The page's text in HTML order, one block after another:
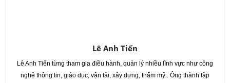
Lê Anh Tiến
Lê Anh Tiến từng tham gia điều hành, quản lý nhiều lĩnh vực như công
nghệ thông tin, giáo dục, vận tải, xây dựng, thẩm mỹ.. Ông thành lập